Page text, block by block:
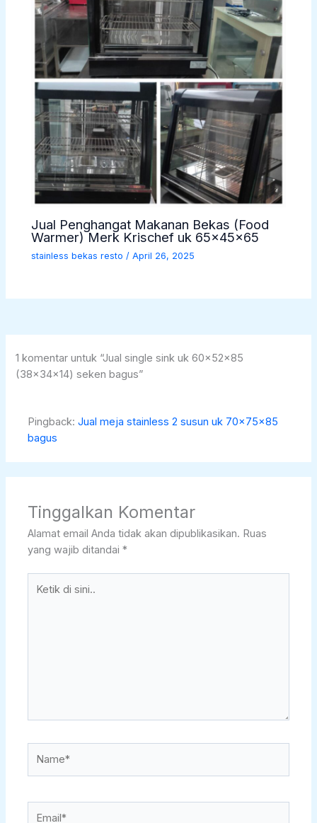
Jual Penghangat Makanan Bekas (Food
Warmer) Merk Krischef uk 65x45x65
stainless bekas resto /April 26, 2025
1 komentar untuk “Jual single sink uk 60x52x85
(38x34x14) seken bagus”
Pingback:Jual meja stainless 2 susun uk 70x75x85
bagus
Tinggalkan Komentar
Alamat email Anda tidak akan dipublikasikan. Ruas
yang wajib ditandai*